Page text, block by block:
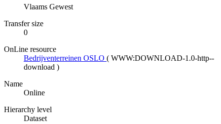
Vlaams Gewest
Transfer size
0
OnLine resource
Bedrijventerreinen OSLO ( WWW:DOWNLOAD-1.0-http--
download )
Name
Online
Hierarchy level
Dataset